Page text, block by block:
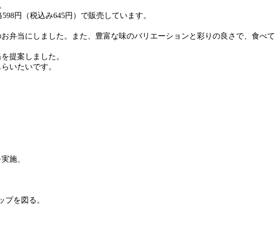
円（税込み645円）で販売しています。
弁当にしました。
また、豊富な味のバリエーションと彩りの良さで、食べて
提案しました。
いたいです。
施、
を図る。